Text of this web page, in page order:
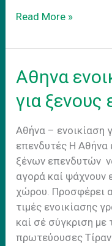
Αυλα
ενοικιασης
γραφειων
Coworking
Read More »
Αθηνα
για ξενους
Αθήνα – ενοικίαση
επενδυτές H Αθήνα
ξένων επενδυτών
αγορά καί ψάχνουν
χώρου. Προσφέρει
τιμές ενοικίασης
καί σέ σύγκριση με
πρωτεύουσες